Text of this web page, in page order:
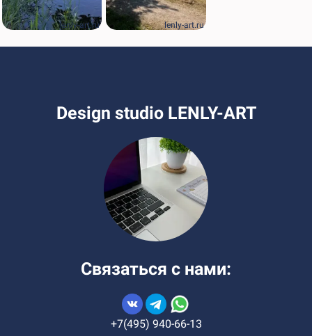
lenly-art.ru lenly-art.ru
Design studio LENLY-ART
Связаться с нами:
+7(495) 940-66-13